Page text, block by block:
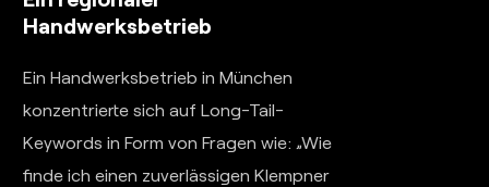
Handwerksbetrieb
Ein Handwerksbetrieb in München
konzentrierte sich auf Long-Tail-
Keywords in Form von Fragen wie: „Wie
finde ich einen zuverlässigen Klempner